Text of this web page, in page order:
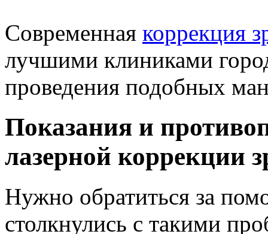
Современная коррекция
лучшими клиниками
проведения подобных
Показания и
лазерной коррекции
Нужно обратиться за
столкнулись с такими